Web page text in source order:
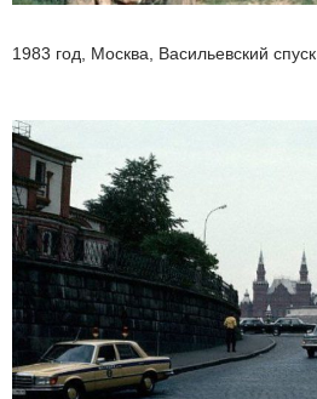
1983 год, Москва, Васильевский спуск